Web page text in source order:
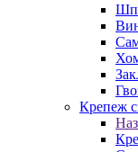
Крепеж